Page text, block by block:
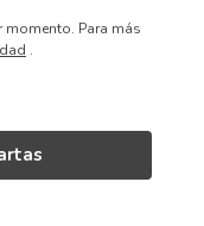
momento. Para más
.